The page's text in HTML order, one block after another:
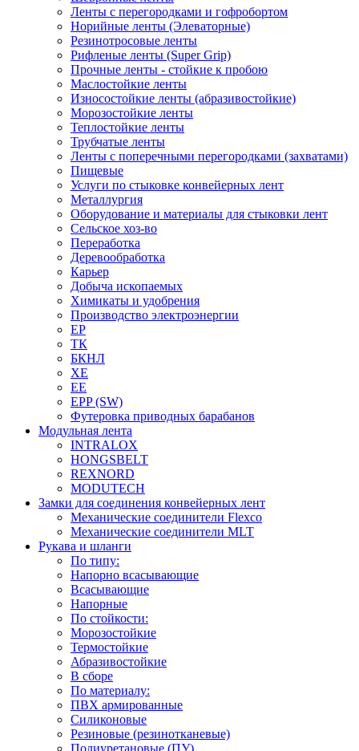
Ленты с перегородками и гофробортом
Норийные ленты (Элеваторные)
Резинотросовые ленты
Рифленые ленты (Super Grip)
Прочные ленты - стойкие к пробою
Маслостойкие ленты
Износостойкие ленты (абразивостойкие)
Морозостойкие ленты
Теплостойкие ленты
Трубчатые ленты
Ленты с поперечными перегородками (захватами)
Пищевые
Услуги по стыковке конвейерных лент
Металлургия
Оборудование и материалы для стыковки лент
Сельское хоз-во
Переработка
Деревообработка
Карьер
Добыча ископаемых
Химикаты и удобрения
Производство электроэнергии
EP
ТК
БКНЛ
XE
EE
EPP (SW)
Футеровка приводных барабанов
Модульная лента
INTRALOX
HONGSBELT
REXNORD
MODUTECH
Замки для соединения конвейерных лент
Механические соединители Flexco
Механические соединители MLT
Рукава и шланги
По типу:
Напорно всасывающие
Всасывающие
Напорные
По стойкости:
Морозостойкие
Термостойкие
Абразивостойкие
В сборе
По материалу:
ПВХ армированные
Силиконовые
Резиновые (резинотканевые)
Полиуретановые (ПУ)